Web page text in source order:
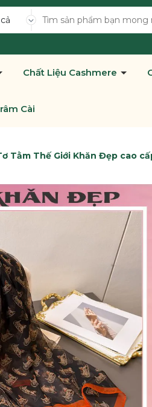
Chất Liệu Cashmere
Cài
Tằm Thế Giới Khăn Đẹp cao